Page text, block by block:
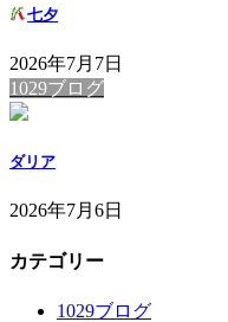
七夕
2026年7月7日
1029ブログ
ダリア
2026年7月6日
カテゴリー
1029ブログ